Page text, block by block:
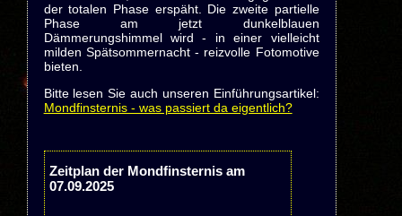
der totalen Phase erspäht. Die zweite partielle
Phase am jetzt dunkelblauen
Dämmerungshimmel wird - in einer vielleicht
milden Spätsommernacht - reizvolle Fotomotive
bieten.
Bitte lesen Sie auch unseren Einführungsartikel:
Mondfinsternis - was passiert da eigentlich?
Zeitplan der Mondfinsternis am
07.09.2025